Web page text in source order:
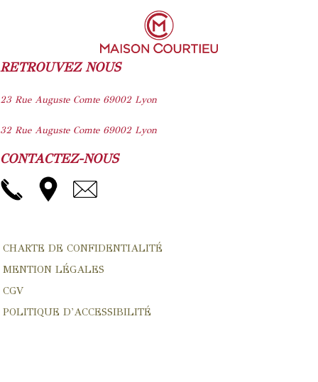
RETROUVEZ NOUS
23 Rue Auguste Comte 69002 Lyon
32 Rue Auguste Comte 69002 Lyon
CONTACTEZ-NOUS
CHARTE DE CONFIDENTIALITÉ
MENTION LÉGALES
CGV
POLITIQUE D'ACCESSIBILITÉ